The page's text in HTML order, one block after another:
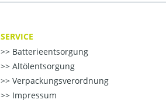
SERVICE
Batterieentsorgung
Altölentsorgung
Verpackungsverordnung
Impressum